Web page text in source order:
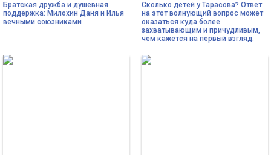
Братская дружба и душевная
поддержка: Милохин Даня и Илья
вечными союзниками
Сколько детей у Тарасова? Ответ
на этот волнующий вопрос может
оказаться куда более
захватывающим и причудливым,
чем кажется на первый взгляд.